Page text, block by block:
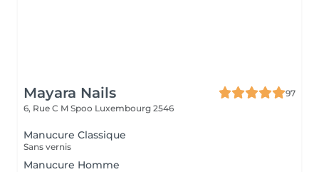
Mayara Nails
97
6, Rue C M Spoo Luxembourg 2546
Manucure Classique
Sans vernis
Manucure Homme